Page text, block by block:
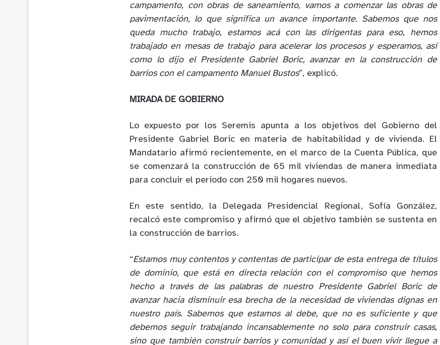
campamento, con obras de saneamiento, vamos a comenzar las obras de
pavimentación, lo que significa un avance importante. Sabemos que nos
queda mucho trabajo, estamos acá con las dirigentas para eso, hemos
trabajado en mesas de trabajo para acelerar los procesos y esperamos, así
como lo dijo el Presidente Gabriel Boric, avanzar en la construcción de
barrios con el campamento Manuel Bustos”, explicó.
MIRADA DE GOBIERNO
Lo expuesto por los Seremis apunta a los objetivos del Gobierno del
Presidente Gabriel Boric en materia de habitabilidad y de vivienda. El
Mandatario afirmó recientemente, en el marco de la Cuenta Pública, que
se comenzará la construcción de 65 mil viviendas de manera inmediata
para concluir el periodo con 250 mil hogares nuevos.
En este sentido, la Delegada Presidencial Regional, Sofía González,
recalcó este compromiso y afirmó que el objetivo también se sustenta en
la construcción de barrios.
“Estamos muy contentos y contentas de participar de esta entrega de títulos
de dominio, que está en directa relación con el compromiso que hemos
hecho a través de las palabras de nuestro Presidente Gabriel Boric de
avanzar hacia disminuir esa brecha de la necesidad de viviendas dignas en
nuestro país. Sabemos que estamos al debe, que no es suficiente y que
debemos seguir trabajando incansablemente no solo para construir casas,
sino que también construir barrios y comunidad y así el buen vivir llegue a